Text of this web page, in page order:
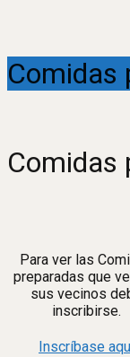
Comidas
Comidas
Para ver las
preparadas que
sus vecinos
inscribirse.
Inscríbase